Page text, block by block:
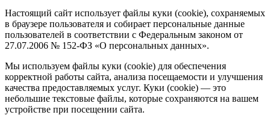
Настоящий сайт использует файлы куки (cookie), сохраняемых
в браузере пользователя и собирает персональные данные
пользователей в соответствии с Федеральным законом от
27.07.2006 № 152-ФЗ «О персональных данных».
Мы используем файлы куки (cookie) для обеспечения
корректной работы сайта, анализа посещаемости и улучшения
качества предоставляемых услуг. Куки (cookie) — это
небольшие текстовые файлы, которые сохраняются на вашем
устройстве при посещении сайта.